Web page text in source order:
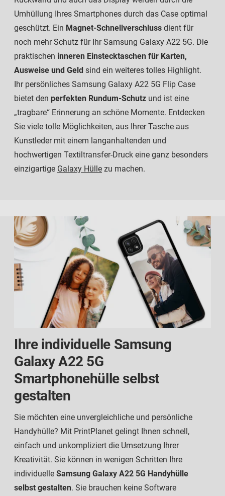
Umhüllung Ihres Smartphones durch das Case optimal
geschützt. Ein Magnet-Schnellverschluss dient für
noch mehr Schutz für Ihr Samsung Galaxy A22 5G. Die
praktischen inneren Einstecktaschen für Karten,
Ausweise und Geld sind ein weiteres tolles Highlight.
Ihr persönliches Samsung Galaxy A22 5G Flip Case
bietet den perfekten Rundum-Schutz und ist eine
„tragbare“ Erinnerung an schöne Momente. Entdecken
Sie viele tolle Möglichkeiten, aus Ihrer Tasche aus
Kunstleder mit einem langanhaltenden und
hochwertigen Textiltransfer-Druck eine ganz besonders
einzigartige Galaxy Hülle zu machen.
Ihre individuelle Samsung
Galaxy A22 5G
Smartphonehülle selbst
gestalten
Sie möchten eine unvergleichliche und persönliche
Handyhülle? Mit PrintPlanet gelingt Ihnen schnell,
einfach und unkompliziert die Umsetzung Ihrer
Kreativität. Sie können in wenigen Schritten Ihre
individuelle Samsung Galaxy A22 5G Handyhülle
selbst gestalten. Sie brauchen keine Software